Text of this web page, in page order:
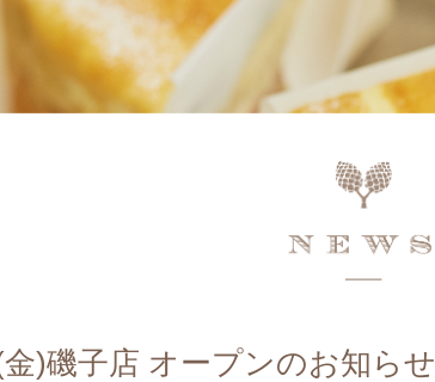
)磯子店 オープンのお知らせ